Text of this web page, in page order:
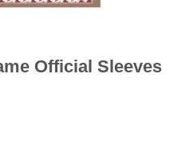
Official Sleeves